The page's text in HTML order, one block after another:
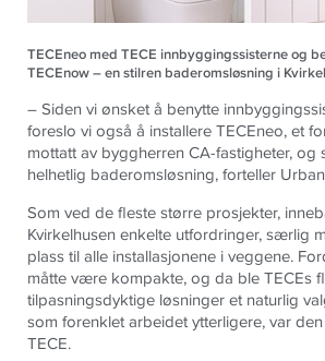
TECEneo med TECE innbyggingssisterne og
TECEnow – en stilren baderomsløsning i
– Siden vi ønsket å benytte
foreslo vi også å installere TECEneo, et
mottatt av byggherren CA-fastigheter, og
helhetlig baderomsløsning, forteller
Som ved de fleste større prosjekter,
Kvirkelhusen enkelte utfordringer, særlig
plass til alle installasjonene i veggene.
måtte være kompakte, og da ble TECEs
tilpasningsdyktige løsninger et naturlig
som forenklet arbeidet ytterligere, var
TECE.